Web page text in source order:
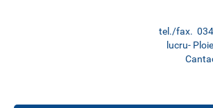
tel./fax.
lucru-